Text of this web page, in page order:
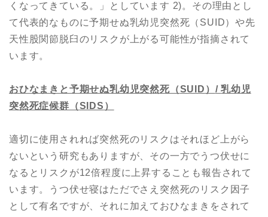
くなってきている。」としています 2)。その理由とし
て代表的なものに予期せぬ乳幼児突然死（SUID）や先
天性股関節脱臼のリスクが上がる可能性が指摘されて
います。
おひなまきと予期せぬ乳幼児突然死（SUID ） /乳幼児
突然死症候群（SIDS ）
適切に使用されれば突然死のリスクはそれほど上がら
ないという研究もありますが、その一方でうつ伏せに
なるとリスクが12倍程度に上昇することも報告されて
います。うつ伏せ寝はただでさえ突然死のリスク因子
として有名ですが、それに加えておひなまきをされて